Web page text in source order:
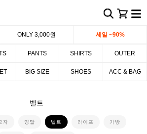
ONLY 3,000원 세일 ~90%
PANTS SHIRTS OUTER
BIG SIZE SHOES ACC & BAG
벨트
자 양말 벨트 라이프 가방